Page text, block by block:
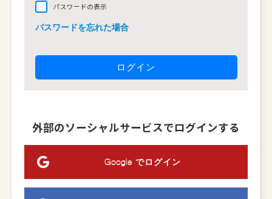
パスワードの表示
パスワードを忘れた場合
ログイン
外部のソーシャルサービスでログインする
Google でログイン